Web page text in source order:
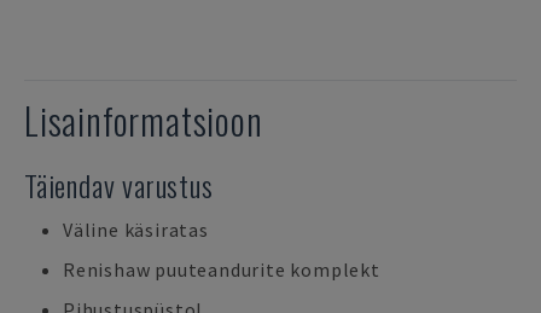
Lisainformatsioon
Täiendav varustus
Väline käsiratas
Renishaw puuteandurite komplekt